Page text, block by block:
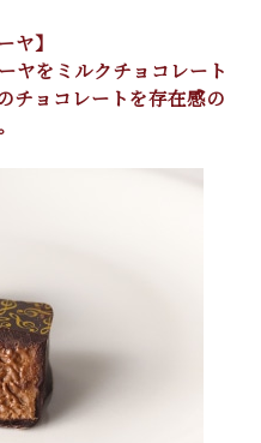
ヤ】
ヤをミルクチョコレート
チョコレートを存在感の